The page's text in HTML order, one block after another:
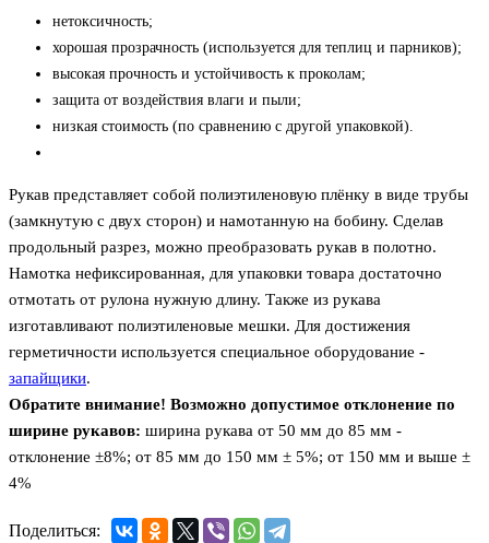
нетоксичность;
хорошая прозрачность (используется для теплиц и парников);
высокая прочность и устойчивость к проколам;
защита от воздействия влаги и пыли;
низкая стоимость (по сравнению с другой упаковкой).
Рукав представляет собой полиэтиленовую плёнку в виде трубы
(замкнутую с двух сторон) и намотанную на бобину. Сделав
продольный разрез, можно преобразовать рукав в полотно.
Намотка нефиксированная, для упаковки товара достаточно
отмотать от рулона нужную длину. Также из рукава
изготавливают полиэтиленовые мешки. Для достижения
герметичности используется специальное оборудование -
запайщики.
Обратите внимание! Возможно допустимое отклонение по
ширине рукавов: ширина рукава от 50 мм до 85 мм -
отклонение ±8%; от 85 мм до 150 мм ± 5%; от 150 мм и выше ±
4%
Поделиться: